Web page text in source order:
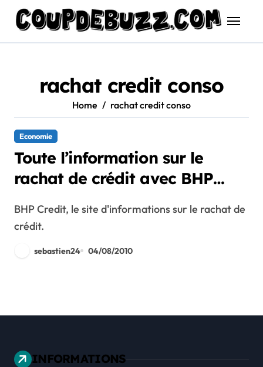
content
rachat credit conso
Home rachat credit conso
Economie
Toute l’information sur le
rachat de crédit avec BHP
BHP Credit, le site d'informations sur le rachat de
crédit.
sebastien24 04/08/2010
INFORMATIONS